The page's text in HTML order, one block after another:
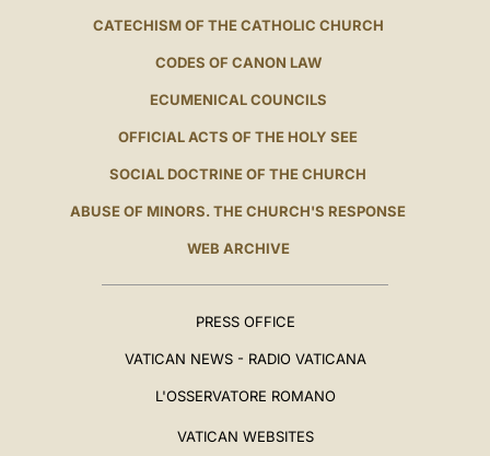
CATECHISM OF THE CATHOLIC CHURCH
CODES OF CANON LAW
ECUMENICAL COUNCILS
OFFICIAL ACTS OF THE HOLY SEE
SOCIAL DOCTRINE OF THE CHURCH
ABUSE OF MINORS. THE CHURCH'S RESPONSE
WEB ARCHIVE
PRESS OFFICE
VATICAN NEWS - RADIO VATICANA
L'OSSERVATORE ROMANO
VATICAN WEBSITES